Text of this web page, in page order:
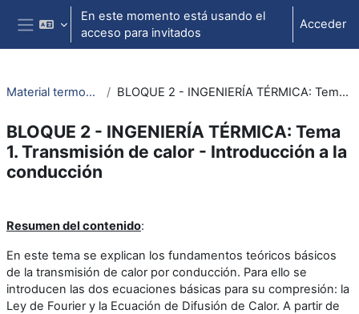
Salta al contenido principal
Panel lateral
En este momento está usando el
acceso para invitados
Acceder
Material termodinámica e ing. térmica BLOQUE 2 - INGENIERÍA TÉRMICA: Tema 1. Transmisión de calor - Introducción a la conducción
BLOQUE 2 - INGENIERÍA TÉRMICA: Tema
1. Transmisión de calor - Introducción a la
conducción
Resumen del contenido:
En este tema se explican los fundamentos teóricos básicos
de la transmisión de calor por conducción. Para ello se
introducen las dos ecuaciones básicas para su compresión: la
Ley de Fourier y la Ecuación de Difusión de Calor. A partir de